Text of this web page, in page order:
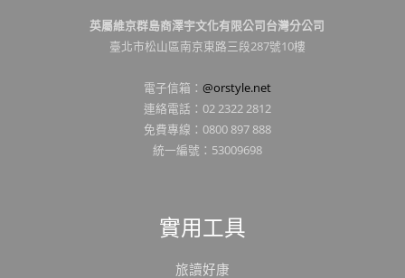
英屬維京群島商澤宇文化有限公司台灣分公司
臺北市松山區南京東路三段287號10樓
電子信箱： @orstyle.net
連絡電話：02 2322 2812
免費專線：0800 897 888
統一編號：53009698
實用工具
旅讀好康